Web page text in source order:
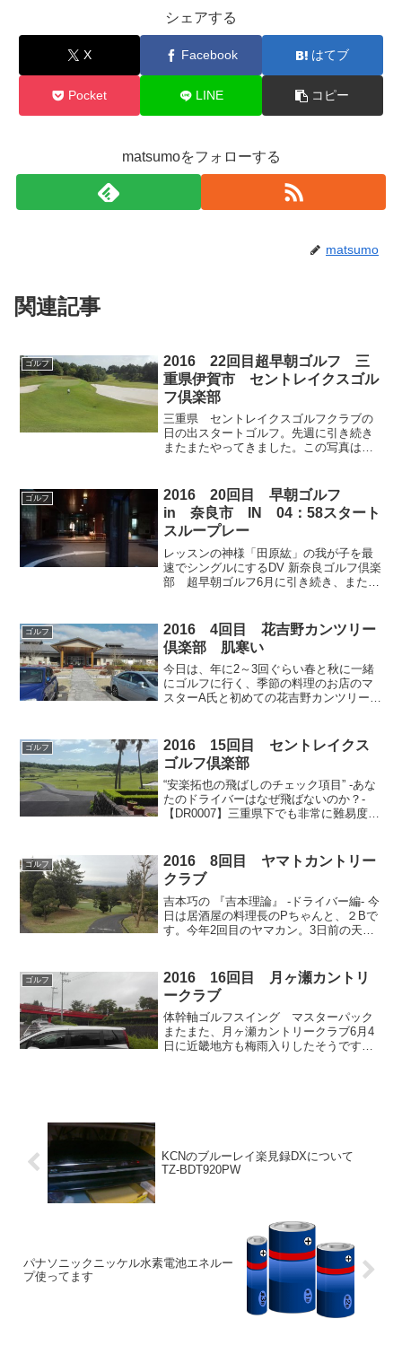
シェアする
X Facebook はてブ
Pocket LINE コピー
matsumoをフォローする
matsumo
関連記事
ゴルフ
2016 22回目超早朝ゴルフ 三
重県伊賀市 セントレイクスゴル
フ倶楽部
三重県 セントレイクスゴルフクラブの
日の出スタートゴルフ。先週に引き続き
またまたやってきました。この写真はゴ
っすらと明るくなってきました。メンツ
は焼き鳥屋マスタ...
ゴルフ
2016 20回目 早朝ゴルフ
in 奈良市 IN 04：58スタート
スループレー
レッスンの神様「田原紘」の我が子を最
速でシングルにするDV 新奈良ゴルフ倶楽
部 超早朝ゴルフ6月に引き続き、またま
からのスタートだけですが、今日はお客
さんが多かったようで...
ゴルフ
2016 4回目 花吉野カンツリー
倶楽部 肌寒い
今日は、年に2～3回ぐらい春と秋に一緒
にゴルフに行く、季節の料理のお店のマ
スターA氏と初めての花吉野カンツリーに
の、Hさんです。 相当、久しぶりのキャ
ディ付きのゴル...
ゴルフ
2016 15回目 セントレイクス
ゴルフ倶楽部
“安楽拓也の飛ばしのチェック項目” -あな
たのドライバーはなぜ飛ばないのか？-
【DR0007】三重県下でも非常に難易度の
評判のセントレイクスにやってきまし
た。楽天GO...
ゴルフ
2016 8回目 ヤマトカントリー
クラブ
吉本巧の 『吉本理論』 -ドライバー編- 今
日は居酒屋の料理長のPちゃんと、２Bで
す。今年2回目のヤマカン。3日前の天気
どの組も用意出来次第、時間前にスター
ト。さざんか...
ゴルフ
2016 16回目 月ヶ瀬カントリ
ークラブ
体幹軸ゴルフスイング マスターパック
またまた、月ヶ瀬カントリークラブ6月4
日に近畿地方も梅雨入りしたそうです
KCNのブルーレイ楽見録DXについて
TZ-BDT920PW
パナソニックニッケル水素電池エネルー
プ使ってます